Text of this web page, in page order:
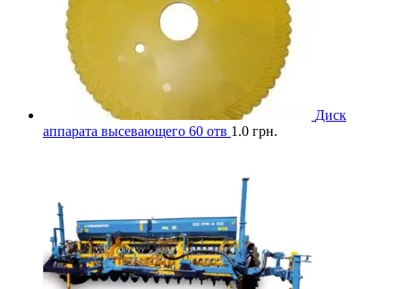
Диск
аппарата высевающего 60 отв 1.0 грн.